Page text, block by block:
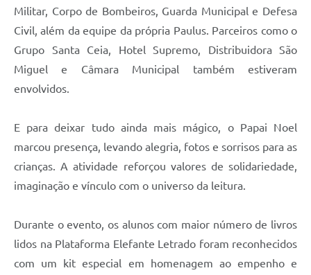
Militar, Corpo de Bombeiros, Guarda Municipal e Defesa
Civil, além da equipe da própria Paulus. Parceiros como o
Grupo Santa Ceia, Hotel Supremo, Distribuidora São
Miguel e Câmara Municipal também estiveram
envolvidos.
E para deixar tudo ainda mais mágico, o Papai Noel
marcou presença, levando alegria, fotos e sorrisos para as
crianças. A atividade reforçou valores de solidariedade,
imaginação e vínculo com o universo da leitura.
Durante o evento, os alunos com maior número de livros
lidos na Plataforma Elefante Letrado foram reconhecidos
com um kit especial em homenagem ao empenho e